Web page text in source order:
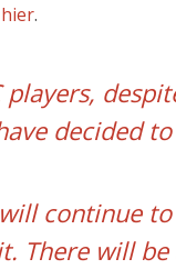
hier.
players,
decided
continue
There will